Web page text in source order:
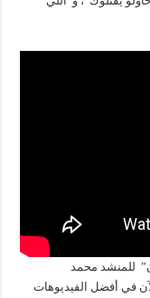
للمنشد محمد
2014، وحققت إلى الآن في أفضل الفيديوهات